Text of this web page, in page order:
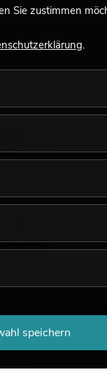
Bügel 39
Sie zustimmen
.
speichern